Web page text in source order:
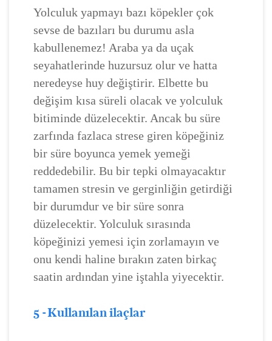
Yolculuk yapmayı bazı köpekler çok
sevse de bazıları bu durumu asla
kabullenemez! Araba ya da uçak
seyahatlerinde huzursuz olur ve hatta
neredeyse huy değiştirir. Elbette bu
değişim kısa süreli olacak ve yolculuk
bitiminde düzelecektir. Ancak bu süre
zarfında fazlaca strese giren köpeğiniz
bir süre boyunca yemek yemeği
reddedebilir. Bu bir tepki olmayacaktır
tamamen stresin ve gerginliğin getirdiği
bir durumdur ve bir süre sonra
düzelecektir. Yolculuk sırasında
köpeğinizi yemesi için zorlamayın ve
onu kendi haline bırakın zaten birkaç
saatin ardından yine iştahla yiyecektir.
5 - Kullanılan ilaçlar